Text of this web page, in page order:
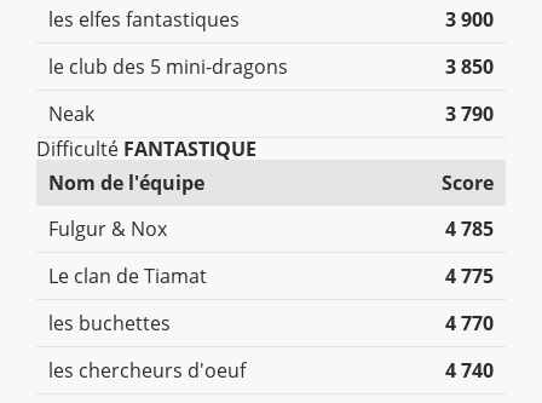
les elfes fantastiques
3 900
le club des 5 mini-dragons
3 850
Neak
3 790
Difficulté FANTASTIQUE
Nom de l'équipe
Score
Fulgur & Nox
4 785
Le clan de Tiamat
4 775
les buchettes
4 770
les chercheurs d'oeuf
4 740